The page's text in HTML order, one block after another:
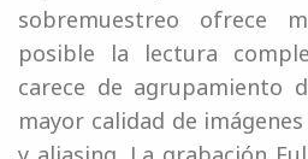
sobremuestreo ofrece
posible la lectura
carece de agrupamiento
mayor calidad de